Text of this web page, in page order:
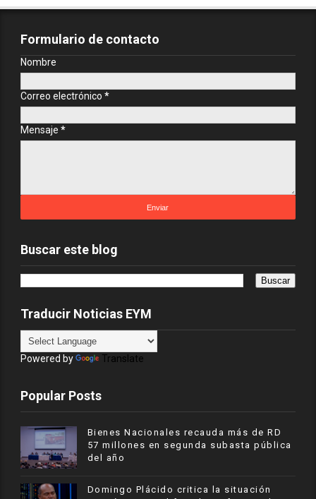
Formulario de contacto
Nombre
Correo electrónico *
Mensaje *
Buscar este blog
Traducir Noticias EYM
Powered by Translate
Popular Posts
Bienes Nacionales recauda más de RD
57 millones en segunda subasta pública
del año
​Domingo Plácido critica la situación